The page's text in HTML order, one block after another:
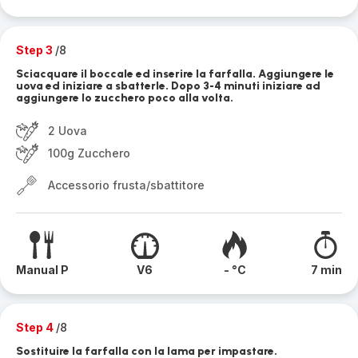
Step 3 /8
Sciacquare il boccale ed inserire la farfalla. Aggiungere le
uova ed iniziare a sbatterle. Dopo 3-4 minuti iniziare ad
aggiungere lo zucchero poco alla volta.
2 Uova
100g Zucchero
Accessorio frusta/sbattitore
Manual P V6 - °C 7 min
Step 4 /8
Sostituire la farfalla con la lama per impastare.